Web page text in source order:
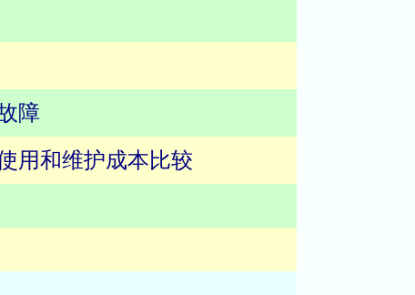
障
用和维护成本比较